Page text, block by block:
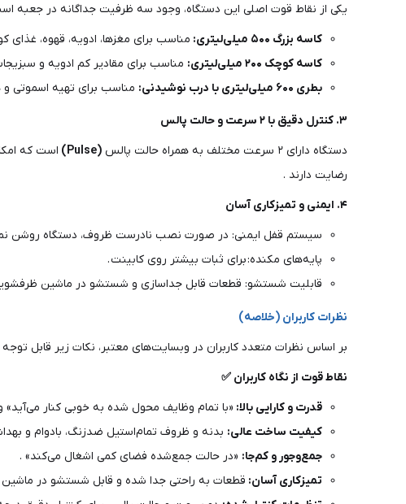
یکی از نقاط قوت اصلی این دستگاه، وجود سه ظرفیت جداگانه در جعبه
کاسه بزرگ ۵۰۰ میلی‌لیتری:
مناسب برای مغزها، ادویه، قهوه، غذای
کاسه کوچک ۲۰۰ میلی‌لیتری:
مناسب برای مقادیر کم ادویه و
بطری ۶۰۰ میلی‌لیتری با درب نوشیدنی:
مناسب برای تهیه اسموتی و
۳. کنترل دقیق با ۲ سرعت و حالت پالس
دستگاه دارای ۲ سرعت مختلف به همراه حالت پالس
(Pulse)
است که
رضایت دارند .
۴. ایمنی و تمیزکاری آسان
سیستم قفل ایمنی: در صورت نصب نادرست ظروف، دستگاه روشن
پایه‌های مکنده: برای ثبات بیشتر روی کابینت .
قابلیت شستشو: قطعات قابل جداسازی و شستشو در ماشین
نظرات کاربران (خلاصه)
بر اساس نظرات متعدد کاربران در وبسایت‌های معتبر، نکات زیر قابل
نقاط قوت از نگاه کاربران ✅
قدرت و کارایی بالا: «با تمام وظایف محول شده به خوبی کنار
کیفیت ساخت عالی: بدنه و ظروف تمام‌استیل ضدزنگ، بادوام و
جمع‌وجور و کم‌جا: «در حالت جمع‌شده فضای کمی اشغال می‌کند» .
تمیزکاری آسان: قطعات به راحتی جدا شده و قابل شستشو در